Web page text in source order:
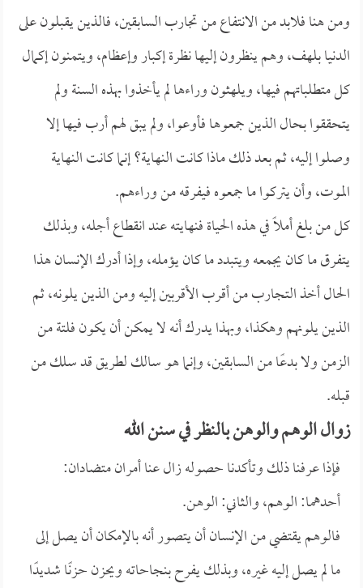
ومن هنا فلابد من الانتفاع من تجارب السابقين، فالذين يقبلون على
الدنيا بلهف، وهم ينظرون إليها نظرة إكبار وإعظام، ويتمنون إكمال
كل متطلباتهم فيها، ويلهثون وراءها لم يأخذوا بهذه السنة ولم
يتحققوا بحال الذين جمعوها فأوعوا، ولم يبق لهم أرب فيها إلا
وصلوا إليه، ثم بعد ذلك ماذا كانت النهاية؟ إنما كانت النهاية
الموت، وأن يتركوا ما جمعوه فيفرقه من وراءهم.
كل من بلغ أملًا في هذه الحياة فنهايته عند انقطاع أجله، وبذلك
يتفرق ما كان يجمعه ويتبدد ما كان يؤمله، وإذا أدرك الإنسان هذا
الحال أخذ التجارب من أقرب الأقربين إليه ومن الذين يلونه، ثم
الذين يلونهم وهكذا، وبهذا يدرك أنه لا يمكن أن يكون فلتة من
الزمن ولا بدعًا من السابقين، وإنما هو سالك لطريق قد سلك من
قبله.
زوال الوهم والوهن بالنظر في سنن الله
فإذا عرفنا ذلك وتأكدنا حصوله زال عنا أمران متضادان:
أحدهما: الوهم، والثاني: الوهن.
فالوهم يقتضي من الإنسان أن يتصور أنه بالإمكان أن يصل إلى
ما لم يصل إليه غيره، وبذلك يفرح بنجاحاته ويحزن حزنًا شديدًا